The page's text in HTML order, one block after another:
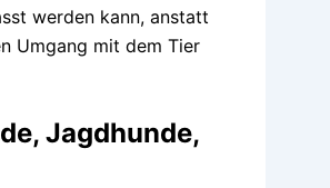
werden kann, anstatt
Umgang mit dem Tier
Jagdhunde,